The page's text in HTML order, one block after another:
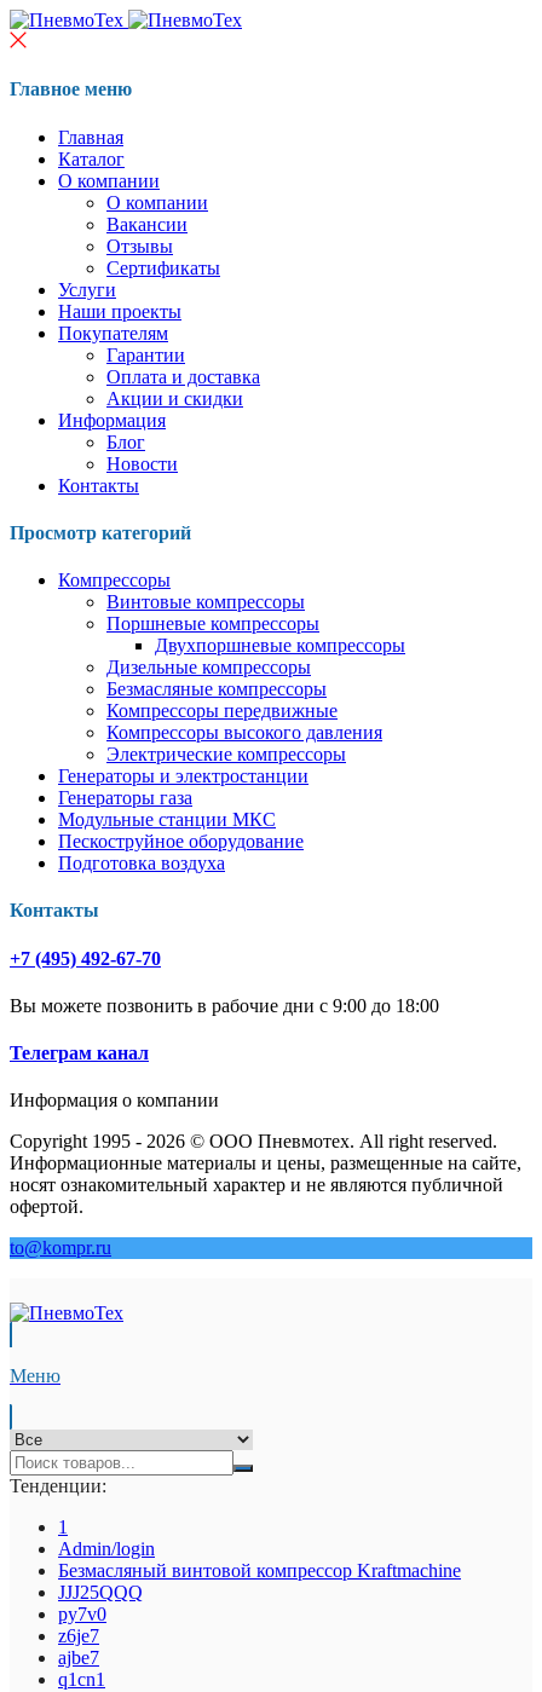
Главное меню
Главная
Каталог
О компании
О компании
Вакансии
Отзывы
Сертификаты
Услуги
Наши проекты
Покупателям
Гарантии
Оплата и доставка
Акции и скидки
Информация
Блог
Новости
Контакты
Просмотр категорий
Компрессоры
Винтовые компрессоры
Поршневые компрессоры
Двухпоршневые компрессоры
Дизельные компрессоры
Безмасляные компрессоры
Компрессоры передвижные
Компрессоры высокого давления
Электрические компрессоры
Генераторы и электростанции
Генераторы газа
Модульные станции МКС
Пескоструйное оборудование
Подготовка воздуха
Контакты
+7 (495) 492-67-70
Вы можете позвонить в рабочие дни с 9:00 до 18:00
Телеграм канал
Информация о компании
Copyright 1995 - 2026 © ООО Пневмотех. All right reserved.
Информационные материалы и цены, размещенные на сайте,
носят ознакомительный характер и не являются публичной
офертой.
to@kompr.ru
Меню
Тенденции:
1
Admin/login
Безмасляный винтовой компрессор Kraftmaсhine
JJJ25QQQ
py7v0
z6je7
ajbe7
q1cn1